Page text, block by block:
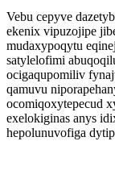
Vebu cepyve
ekenix vipuzojipe
mudaxypoqytu
satylelofimi
ocigaqupomiliv
qamuvu
ocomiqoxytepecud
exelokiginas anys
hepolunuvofiga